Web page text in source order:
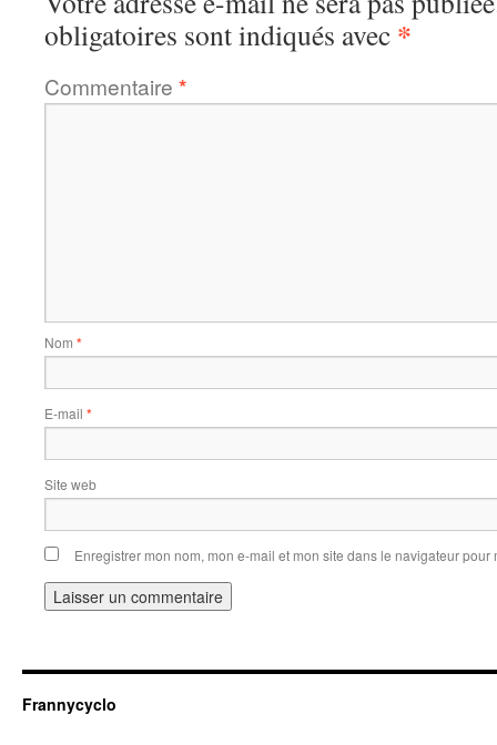
obligatoires sont indiqués avec *
Commentaire *
Nom *
E-mail *
Site web
Enregistrer mon nom, mon e-mail et mon site dans le navigateur
Frannycyclo